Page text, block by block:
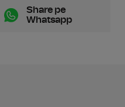
Share pe
Whatsapp